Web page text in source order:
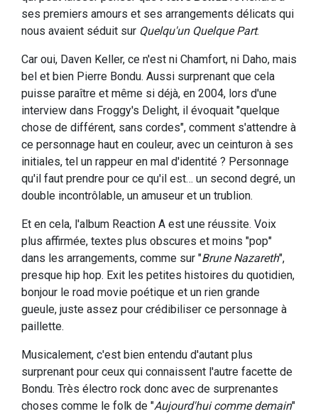
ses premiers amours et ses arrangements délicats qui
nous avaient séduit sur Quelqu'un Quelque Part.
Car oui, Daven Keller, ce n'est ni Chamfort, ni Daho, mais
bel et bien Pierre Bondu. Aussi surprenant que cela
puisse paraître et même si déjà, en 2004, lors d'une
interview dans Froggy's Delight, il évoquait "quelque
chose de différent, sans cordes", comment s'attendre à
ce personnage haut en couleur, avec un ceinturon à ses
initiales, tel un rappeur en mal d'identité ? Personnage
qu'il faut prendre pour ce qu'il est… un second degré, un
double incontrôlable, un amuseur et un trublion.
Et en cela, l'album Reaction A est une réussite. Voix
plus affirmée, textes plus obscures et moins "pop"
dans les arrangements, comme sur "Brune Nazareth",
presque hip hop. Exit les petites histoires du quotidien,
bonjour le road movie poétique et un rien grande
gueule, juste assez pour crédibiliser ce personnage à
paillette.
Musicalement, c'est bien entendu d'autant plus
surprenant pour ceux qui connaissent l'autre facette de
Bondu. Très électro rock donc avec de surprenantes
choses comme le folk de "Aujourd'hui comme demain"